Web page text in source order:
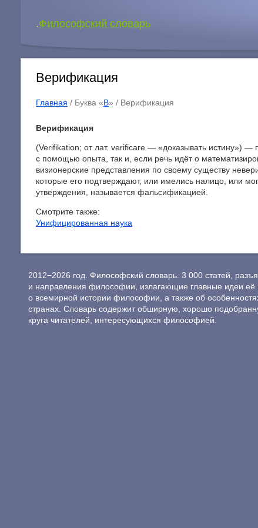
.Философский словарь
Верификация
Главная / Буква «В» / Верификация
Верификация
(Verifikation; от лат. verificare — «доказывать истину») —
с помощью опыта, так и, если речь идёт о
визионерские представления по своему существу
которые его подтверждают, или имелись налицо, или
утверждения, называется фальсификацией.
Смотрите также:
Унифицированная наука
2012−2026 год. Философский словарь. 3 000 статей,
и направления философии, излагающие главные идеи её
о всемирной истории философии, а также об
странах. Словарь содержит обширную, хорошо
круга читателей, интересующихся философией.